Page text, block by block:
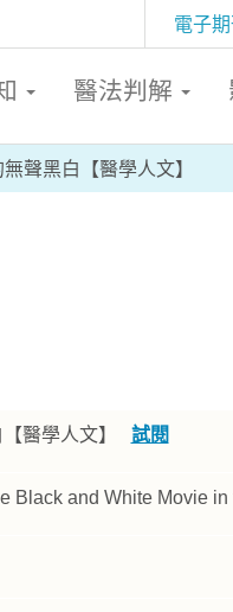
電子
醫法判解
聲黑白【醫學人文】
【醫學人文】 試閱
Black and White Movie